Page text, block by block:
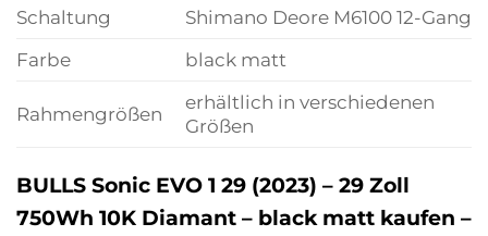
Schaltung
Shimano Deore M6100 12-Gang
Farbe
black matt
Rahmengrößen
erhältlich in verschiedenen
Größen
BULLS Sonic EVO 1 29 (2023) – 29 Zoll
750Wh 10K Diamant – black matt kaufen –